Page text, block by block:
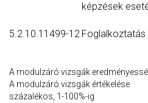
képzések
5.2.10.11499-12 Foglalkoztatás
A modulzáró vizsgák
A modulzáró vizsgák értékelése
százalékos, 1-100%-ig